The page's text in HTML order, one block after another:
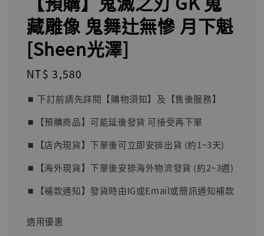
藏雕像 鬼舞辻無慘 月下魁
[Sheen光澤]
Regular
NT$ 3,580
⏹︎ 下訂前請先詳閱【購物須知】及【售後服務】
⏹︎【預購商品】可能延後發貨 可接受再下單
⏹︎【店內現貨】下單後可立即安排出貨 (約1~3天)
⏹︎【海外現貨】下單後安排海外物流發貨 (約2~3週)
⏹︎【補款通知】發貨時由IG或Email或簡訊通知補款
適用優惠